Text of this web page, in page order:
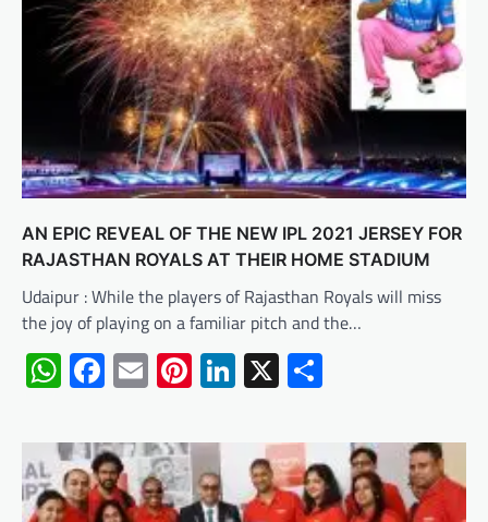
AN EPIC REVEAL OF THE NEW IPL 2021 JERSEY FOR
RAJASTHAN ROYALS AT THEIR HOME STADIUM
Udaipur : While the players of Rajasthan Royals will miss
the joy of playing on a familiar pitch and the…
WhatsApp
Facebook
EmailPinterest
LinkedIn
X